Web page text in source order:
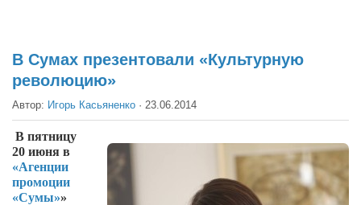
Выборы
Деньги
Традиции
Опросы
Экология
В Сумах презентовали «Культурную
революцию»
Автор: Игорь Касьяненко · 23.06.2014
В пятницу
20 июня в
«Агенции
промоции
«Сумы»»